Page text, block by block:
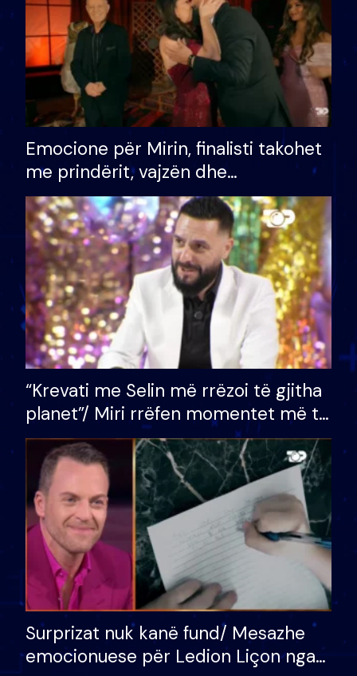
Emocione për Mirin, finalisti takohet
me prindërit, vajzën dhe
bashkëshorten: S’kemi ndonjë letër
divorci apo jo?
“Krevati me Selin më rrëzoi të gjitha
planet”/ Miri rrëfen momentet më të
bukura në shtëpinë e BB VIP: Do më
mungojë zilja e mëngjesit kur…
Surprizat nuk kanë fund/ Mesazhe
emocionuese për Ledion Liçon nga